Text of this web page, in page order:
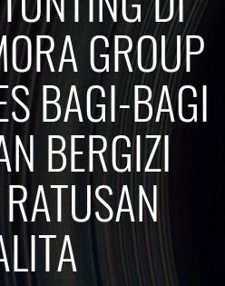
GROUP
BAGI-BAGI
BERGIZI